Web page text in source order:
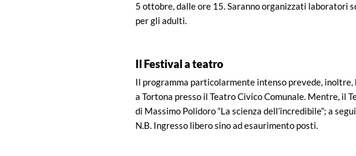
5 ottobre, dalle ore 15. Saranno organizzati
per gli adulti.
Il Festival a teatro
Il programma particolarmente intenso prevede, inoltre,
a Tortona presso il Teatro Civico Comunale. Mentre, il
di Massimo Polidoro “La scienza dell’incredibile”; a
N.B. Ingresso libero sino ad esaurimento posti.